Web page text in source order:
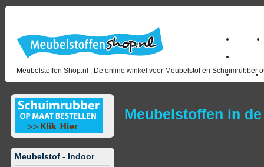
Meubelstoffen Shop.nl | De online winkel voor Meubelstof en Schuimrubber
Home
Outlet
Meubelstof - Indoor
Meubelstoffen in